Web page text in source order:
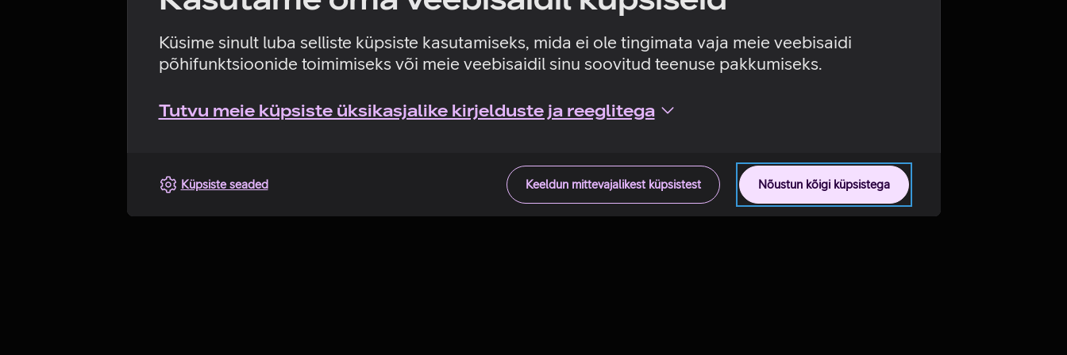
Küsime sinult luba selliste küpsiste kasutamiseks, mida ei ole tingimata vaja meie veebisaidi
põhifunktsioonide toimimiseks või meie veebisaidil sinu soovitud teenuse pakkumiseks.
Tutvu meie küpsiste üksikasjalike kirjelduste ja reeglitega
Nõustun kõigi küpsistega
Keeldun mittevajalikest küpsistest
Küpsiste seaded